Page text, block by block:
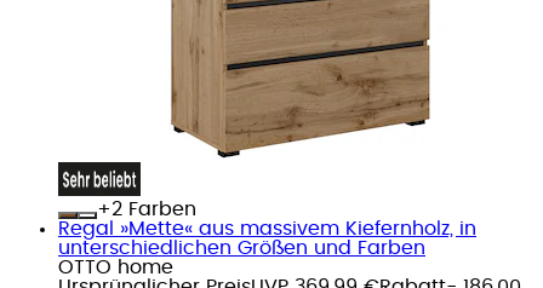
+
Farben
Regal »Mette« aus massivem Kiefernholz, in
unterschiedlichen Größen und Farben
OTTO home